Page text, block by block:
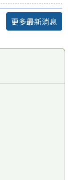
更多最新消息